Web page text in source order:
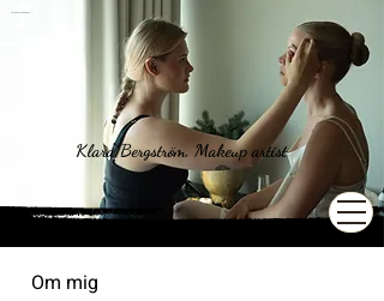
Klara Bergström, Makeup artist
Om mig